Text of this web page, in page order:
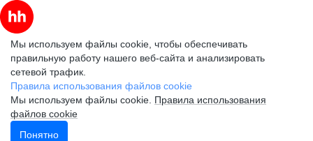
Мы используем файлы cookie, чтобы обеспечивать
правильную работу нашего веб-сайта и анализировать
сетевой трафик.
Правила использования файлов cookie
Мы используем файлы cookie. Правила использования
файлов cookie
Понятно